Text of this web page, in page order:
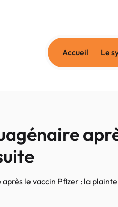
Accueil Le
après le vaccin Pfizer : la